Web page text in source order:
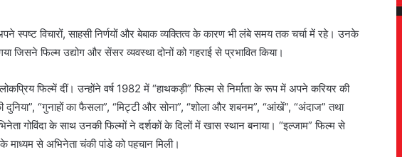
स्पष्ट विचारों, साहसी निर्णयों और बेबाक व्यक्तित्व के कारण भी लंबे समय तक चर्चा में रहे। उनके
जिसने फिल्म उद्योग और सेंसर व्यवस्था दोनों को गहराई से प्रभावित किया।
फिल्में दीं। उन्होंने वर्ष 1982 में “हाथकड़ी” फिल्म से निर्माता के रूप में अपने करियर की
“गुनाहों का फैसला”, “मिट्टी और सोना”, “शोला और शबनम”, “आंखें”, “अंदाज” तथा
गोविंदा के साथ उनकी फिल्मों ने दर्शकों के दिलों में खास स्थान बनाया। “इल्जाम” फिल्म से
माध्यम से अभिनेता चंकी पांडे को पहचान मिली।